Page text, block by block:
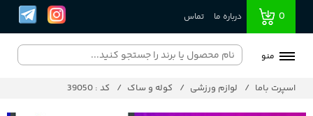
0 درباره ما تماس
منو
اسپرت باما لوازم ورزشی کوله و ساک کد : 39050